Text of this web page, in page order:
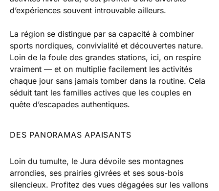
d’expériences souvent introuvable ailleurs.
La région se distingue par sa capacité à combiner
sports nordiques, convivialité et découvertes nature.
Loin de la foule des grandes stations, ici, on respire
vraiment — et on multiplie facilement les activités
chaque jour sans jamais tomber dans la routine. Cela
séduit tant les familles actives que les couples en
quête d’escapades authentiques.
DES PANORAMAS APAISANTS
Loin du tumulte, le Jura dévoile ses montagnes
arrondies, ses prairies givrées et ses sous-bois
silencieux. Profitez des vues dégagées sur les vallons